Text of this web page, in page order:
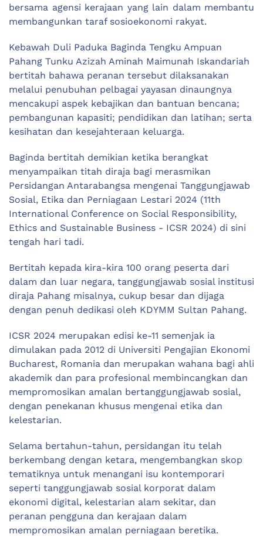
bersama agensi kerajaan yang lain dalam membantu
membangunkan taraf sosioekonomi rakyat.
Kebawah Duli Paduka Baginda Tengku Ampuan
Pahang Tunku Azizah Aminah Maimunah Iskandariah
bertitah bahawa peranan tersebut dilaksanakan
melalui penubuhan pelbagai yayasan dinaungnya
mencakupi aspek kebajikan dan bantuan bencana;
pembangunan kapasiti; pendidikan dan latihan; serta
kesihatan dan kesejahteraan keluarga.
Baginda bertitah demikian ketika berangkat
menyampaikan titah diraja bagi merasmikan
Persidangan Antarabangsa mengenai Tanggungjawab
Sosial, Etika dan Perniagaan Lestari 2024 (11th
International Conference on Social Responsibility,
Ethics and Sustainable Business - ICSR 2024) di sini
tengah hari tadi.
Bertitah kepada kira-kira 100 orang peserta dari
dalam dan luar negara, tanggungjawab sosial institusi
diraja Pahang misalnya, cukup besar dan dijaga
dengan penuh dedikasi oleh KDYMM Sultan Pahang.
ICSR 2024 merupakan edisi ke-11 semenjak ia
dimulakan pada 2012 di Universiti Pengajian Ekonomi
Bucharest, Romania dan merupakan wahana bagi ahli
akademik dan para profesional membincangkan dan
mempromosikan amalan bertanggungjawab sosial,
dengan penekanan khusus mengenai etika dan
kelestarian.
Selama bertahun-tahun, persidangan itu telah
berkembang dengan ketara, mengembangkan skop
tematiknya untuk menangani isu kontemporari
seperti tanggungjawab sosial korporat dalam
ekonomi digital, kelestarian alam sekitar, dan
peranan pengguna dan kerajaan dalam
mempromosikan amalan perniagaan beretika.